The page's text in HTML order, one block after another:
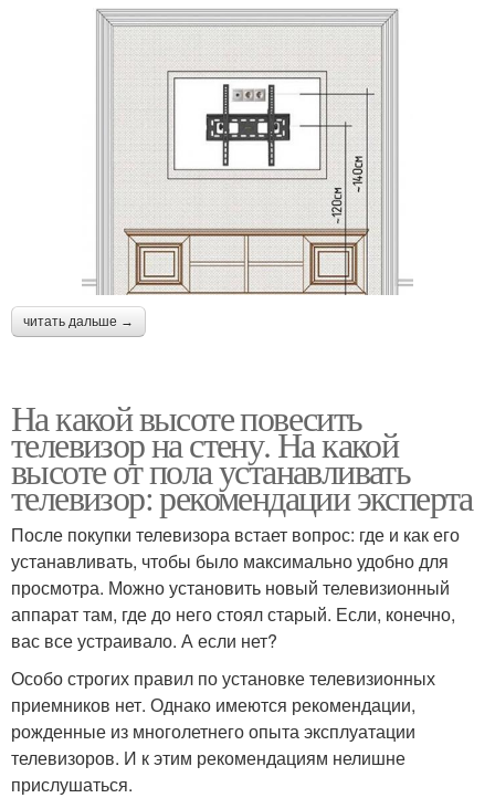
читать дальше →
На какой высоте повесить
телевизор на стену. На какой
высоте от пола устанавливать
телевизор: рекомендации эксперта
После покупки телевизора встает вопрос: где и как его
устанавливать, чтобы было максимально удобно для
просмотра. Можно установить новый телевизионный
аппарат там, где до него стоял старый. Если, конечно,
вас все устраивало. А если нет?
Особо строгих правил по установке телевизионных
приемников нет. Однако имеются рекомендации,
рожденные из многолетнего опыта эксплуатации
телевизоров. И к этим рекомендациям нелишне
прислушаться.